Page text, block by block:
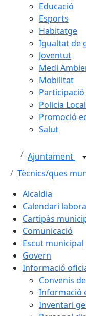
Educació
Esports
Habitatge
Igualtat de
Joventut
Medi
Mobilitat
Policia Local
Promoció
Salut
Ajuntament
Tècnics/ques
Alcaldia
Calendari
Cartipàs
Comunicació
Escut municipal
Govern
Informació
Convenis
Informació
Inventari